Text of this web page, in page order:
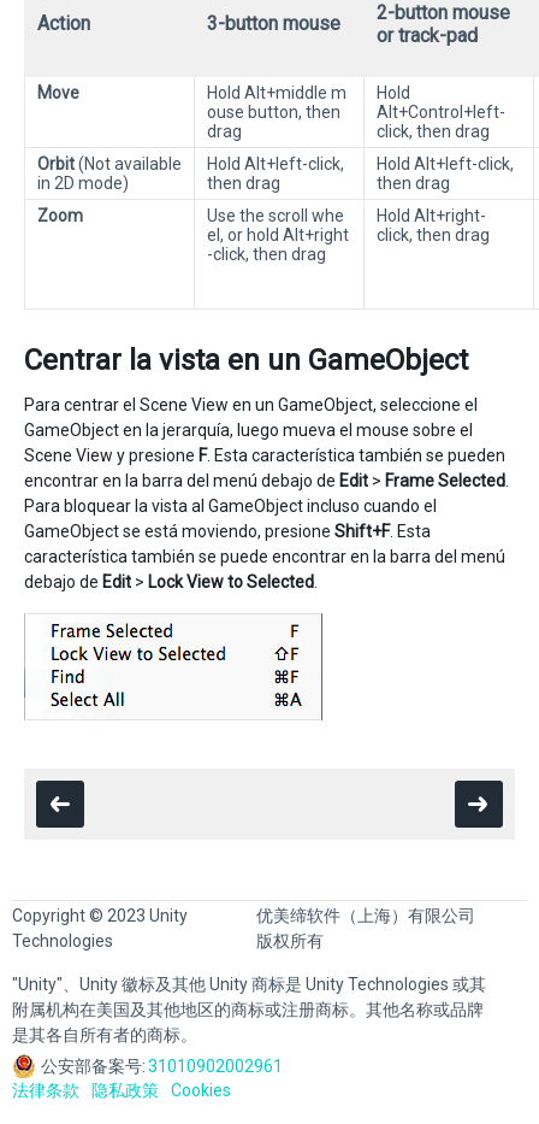
Action 3-button mouse
2-button mouse
or track-pad
Move
Hold Alt+middle m
ouse button, then
drag
Hold
Alt+Control+left-
click, then drag
Orbit(Not available
in 2D mode)
Hold Alt+left-click,
then drag
Hold Alt+left-click,
then drag
Zoom
Use the scroll whe
el, or hold Alt+right
-click, then drag
Hold Alt+right-
click, then drag
Centrar la vista en un GameObject
Para centrar el Scene View en un GameObject, seleccione el
GameObject en la jerarquía, luego mueva el mouse sobre el
Scene View y presione F. Esta característica también se pueden
encontrar en la barra del menú debajo de Edit > Frame Selected
Para bloquear la vista al GameObject incluso cuando el
GameObject se está moviendo, presione Shift+F. Esta
característica también se puede encontrar en la barra del menú
debajo de Edit > Lock View to Selected
Copyright © 2023 Unity
Technologies
优美缔软件（上海）有限公司
版权所有
"Unity"、Unity 徽标及其他 Unity 商标是 Unity Technologies 或其
附属机构在美国及其他地区的商标或注册商标。其他名称或品牌
是其各自所有者的商标。
公安部备案号:31010902002961
法律条款
隐私政策 Cookies